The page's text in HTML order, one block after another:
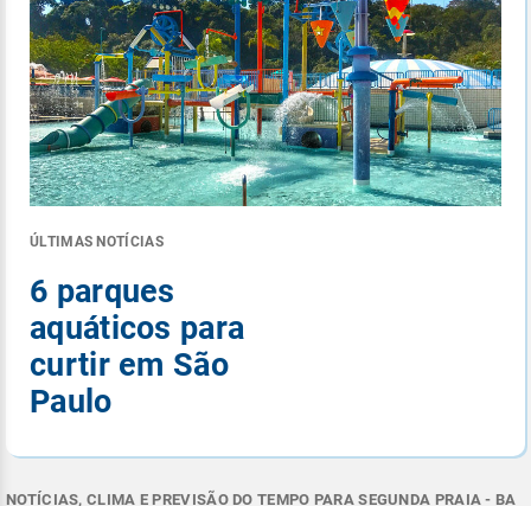
ÚLTIMAS NOTÍCIAS
6 parques
aquáticos para
curtir em São
Paulo
NOTÍCIAS, CLIMA E PREVISÃO DO TEMPO PARA SEGUNDA PRAIA - BA